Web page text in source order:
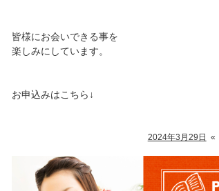
皆様にお会いできる事を
楽しみにしています。
お申込みはこちら↓
2024年3月29日 «